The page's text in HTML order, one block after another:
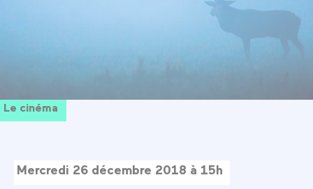
Le cinéma
Mercredi 26 décembre 2018 à 15h